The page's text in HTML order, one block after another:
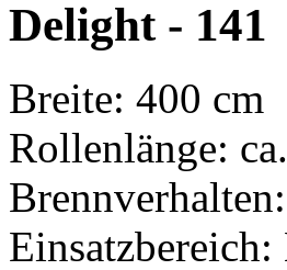
Delight - 141
Breite: 400 cm
Rollenlänge: